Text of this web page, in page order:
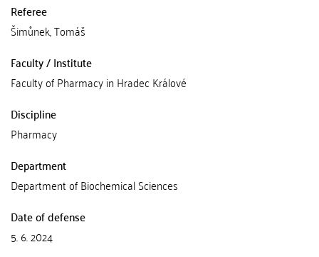
Referee
Šimůnek, Tomáš
Faculty / Institute
Faculty of Pharmacy in Hradec Králové
Discipline
Pharmacy
Department
Department of Biochemical Sciences
Date of defense
5. 6. 2024